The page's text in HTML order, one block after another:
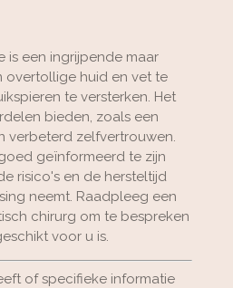
is een ingrijpende maar
overtollige huid en vet te
te versterken. Het
bieden, zoals een
verbeterd zelfvertrouwen.
geïnformeerd te zijn
risico's en de hersteltijd
neemt. Raadpleeg een
chirurg om te bespreken
voor u is.
of specifieke informatie